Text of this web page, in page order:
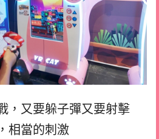
，又要躲子彈又要射擊
相當的刺激